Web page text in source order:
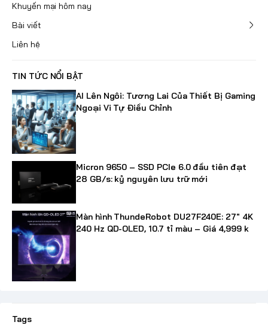
Khuyến mại hôm nay
Bài viết
Liên hệ
TIN TỨC NỔI BẬT
AI Lên Ngôi: Tương Lai Của Thiết Bị Gaming
Ngoại Vi Tự Điều Chỉnh
Micron 9650 – SSD PCIe 6.0 đầu tiên đạt
28 GB/s: kỷ nguyên lưu trữ mới
Màn hình ThundeRobot DU27F240E: 27" 4K
240 Hz QD-OLED, 10.7 tỉ màu – Giá 4,999 k
Tags